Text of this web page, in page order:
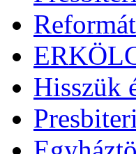
Hisszük